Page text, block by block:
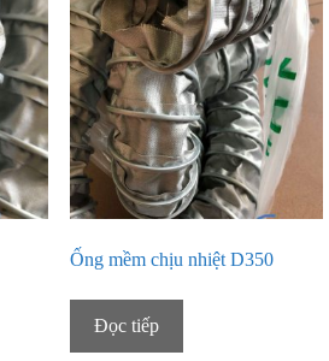
Ống mềm chịu nhiệt D350
Đọc tiếp